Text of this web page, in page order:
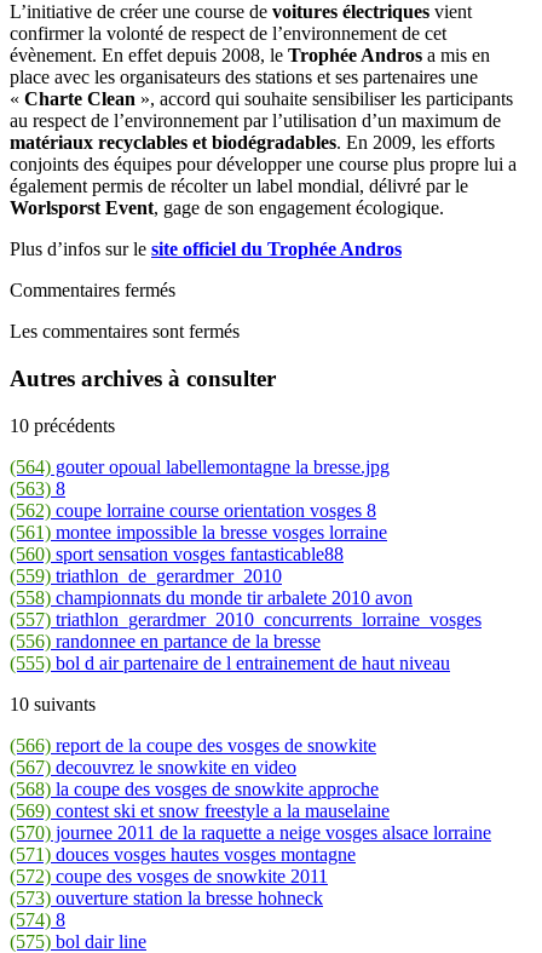
L’initiative de créer une course de voitures électriques vient
confirmer la volonté de respect de l’environnement de cet
évènement. En effet depuis 2008, le Trophée Andros a mis en
place avec les organisateurs des stations et ses partenaires une
« Charte Clean », accord qui souhaite sensibiliser les participants
au respect de l’environnement par l’utilisation d’un maximum de
matériaux recyclables et biodégradables. En 2009, les efforts
conjoints des équipes pour développer une course plus propre lui a
également permis de récolter un label mondial, délivré par le
Worlsporst Event, gage de son engagement écologique.
Plus d’infos sur le site officiel du Trophée Andros
Commentaires fermés
Les commentaires sont fermés
Autres archives à consulter
10 précédents
(564) gouter opoual labellemontagne la bresse.jpg
(563) 8
(562) coupe lorraine course orientation vosges 8
(561) montee impossible la bresse vosges lorraine
(560) sport sensation vosges fantasticable88
(559) triathlon_de_gerardmer_2010
(558) championnats du monde tir arbalete 2010 avon
(557) triathlon_gerardmer_2010_concurrents_lorraine_vosges
(556) randonnee en partance de la bresse
(555) bol d air partenaire de l entrainement de haut niveau
10 suivants
(566) report de la coupe des vosges de snowkite
(567) decouvrez le snowkite en video
(568) la coupe des vosges de snowkite approche
(569) contest ski et snow freestyle a la mauselaine
(570) journee 2011 de la raquette a neige vosges alsace lorraine
(571) douces vosges hautes vosges montagne
(572) coupe des vosges de snowkite 2011
(573) ouverture station la bresse hohneck
(574) 8
(575) bol dair line